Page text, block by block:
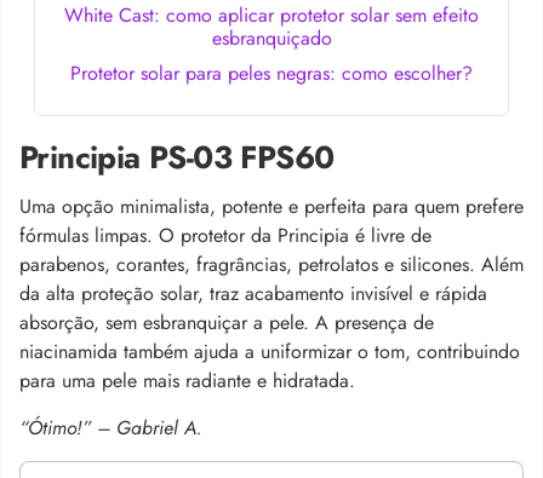
White Cast: como aplicar protetor solar sem efeito
esbranquiçado
Protetor solar para peles negras: como escolher?
Principia PS-03 FPS60
Uma opção minimalista, potente e perfeita para quem prefere
fórmulas limpas. O protetor da Principia é livre de
parabenos, corantes, fragrâncias, petrolatos e silicones. Além
da alta proteção solar, traz acabamento invisível e rápida
absorção, sem esbranquiçar a pele. A presença de
niacinamida também ajuda a uniformizar o tom, contribuindo
para uma pele mais radiante e hidratada.
“Ótimo!” – Gabriel A.